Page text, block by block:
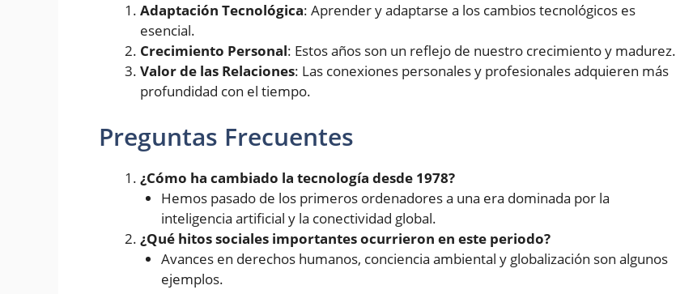
Adaptación Tecnológica: Aprender y adaptarse a los cambios tecnológicos es
esencial.
Crecimiento Personal: Estos años son un reflejo de nuestro crecimiento y madurez.
Valor de las Relaciones: Las conexiones personales y profesionales adquieren más
profundidad con el tiempo.
Preguntas Frecuentes
¿Cómo ha cambiado la tecnología desde 1978?
Hemos pasado de los primeros ordenadores a una era dominada por la
inteligencia artificial y la conectividad global.
¿Qué hitos sociales importantes ocurrieron en este periodo?
Avances en derechos humanos, conciencia ambiental y globalización son algunos
ejemplos.